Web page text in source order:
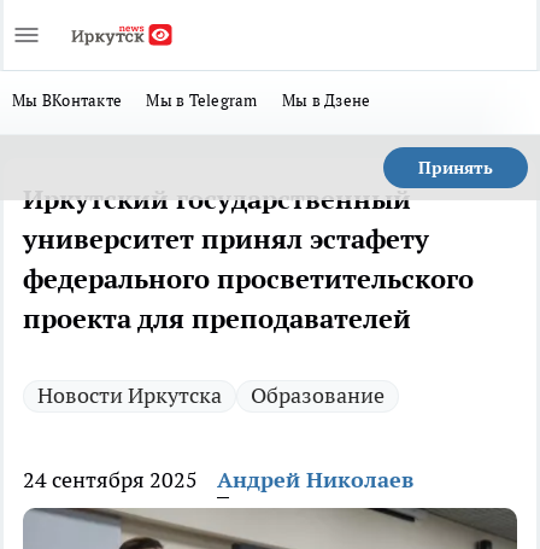
Мы ВКонтакте Мы в Telegram Мы в Дзене
Принять
Иркутский государственный
университет принял эстафету
федерального просветительского
проекта для преподавателей
Новости Иркутска Образование
24 сентября 2025 Андрей Николаев